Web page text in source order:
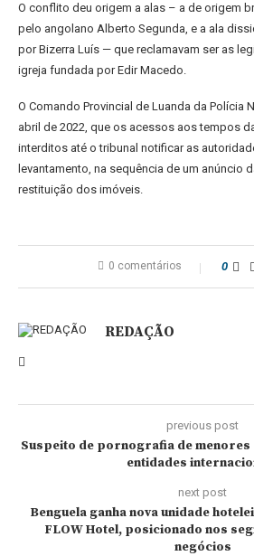
O conflito deu origem a alas – a de origem
pelo angolano Alberto Segunda, e a ala
por Bizerra Luís — que reclamavam ser as
igreja fundada por Edir Macedo.
O Comando Provincial de Luanda da Polícia
abril de 2022, que os acessos aos tempos
interditos até o tribunal notificar as
levantamento, na sequência de um anúncio
restituição dos imóveis.
0 comentários 0
REDAÇÃO
previous post
Suspeito de pornografia de
entidades
next post
Benguela ganha nova unidade
FLOW Hotel, posicionado nos
negócios